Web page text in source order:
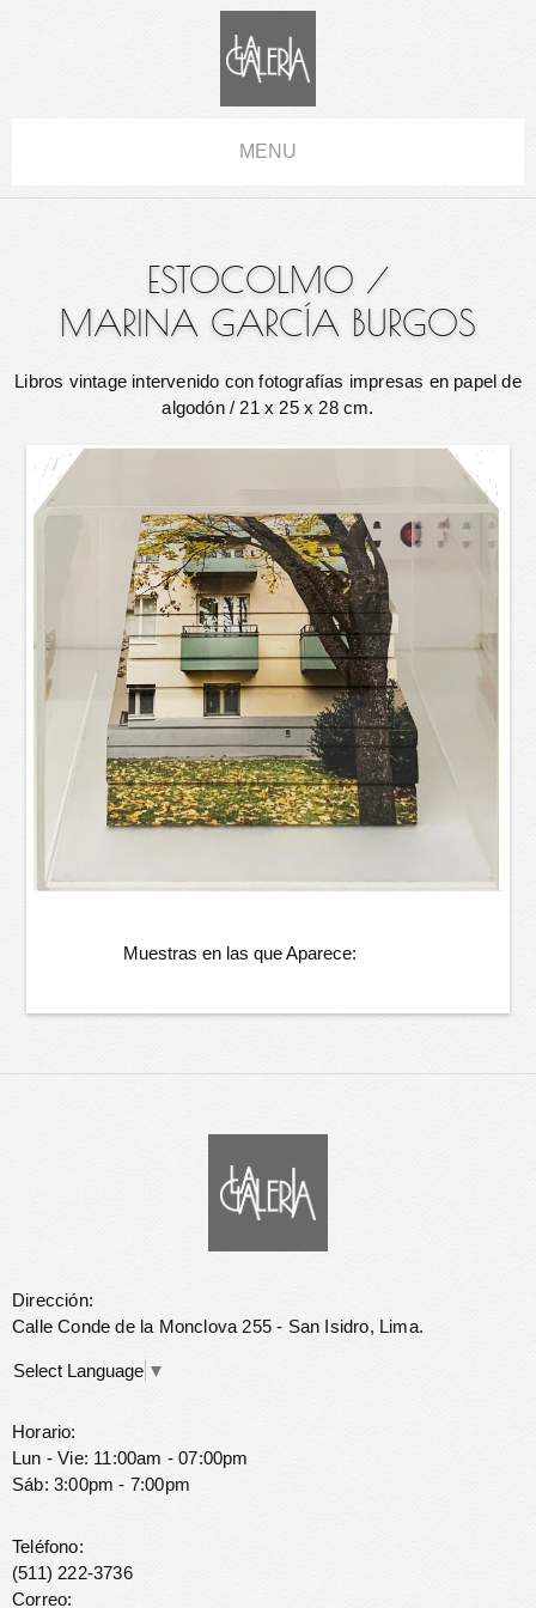
MENU
ESTOCOLMO /
MARINA GARCÍA BURGOS
Libros vintage intervenido con fotografías impresas en papel de
algodón/ 21 x 25 x 28 cm.
Muestras en las que Aparece:
Dirección:
Calle Conde de la Monclova 255 - San Isidro, Lima.
Select Language ▼
Horario:
Lun - Vie: 11:00am - 07:00pm
Sáb: 3:00pm - 7:00pm
Teléfono:
(511) 222-3736
Correo: